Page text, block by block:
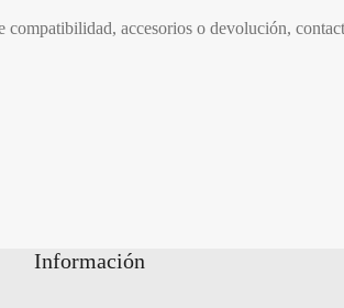
accesorios o devolución,
Información